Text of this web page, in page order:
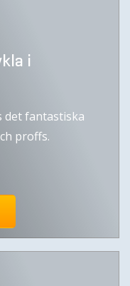
i
det fantastiska
proffs.